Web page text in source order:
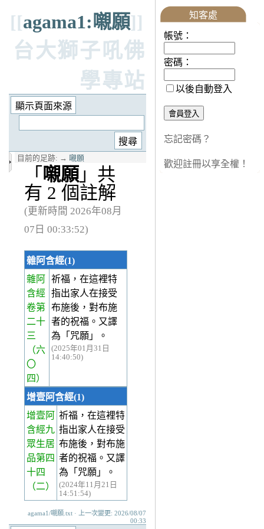
[[agama1:嚫願]]
台大獅子吼佛
學專站
目前的足跡: → 嚫願
「 嚫願 」共
有 2 個註解
(更新時間 2026年08月
07日 00:33:52)
雜阿含經(1)
雜阿
含經
卷第
二十
三
（六
〇
四）
祈福，在這裡特
指出家人在接受
布施後，對布施
者的祝福。又譯
為「咒願」。
(2025年01月31日
14:40:50)
增壹阿含經(1)
增壹阿
含經九
眾生居
品第四
十四
（二）
祈福，在這裡特
指出家人在接受
布施後，對布施
者的祝福。又譯
為「咒願」。
(2024年11月21日
14:51:54)
agama1/嚫願.txt · 上一次變更: 2026/08/07
00:33
知客處
帳號：
密碼：
以後自動登入
忘記密碼？
歡迎註冊以享全權！